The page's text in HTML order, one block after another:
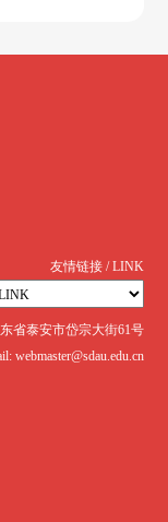
友情链接 / LINK
省泰安市岱宗大街61号
webmaster@sdau.edu.cn